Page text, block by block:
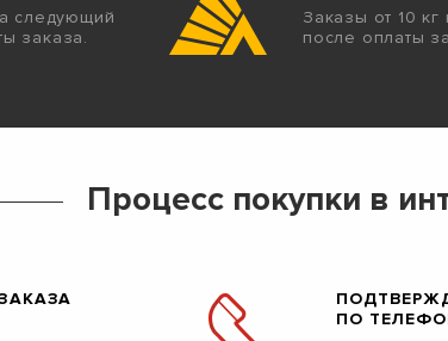
следующий
заказа.
Заказы от 10
после оплаты
Процесс покупки в
ПО